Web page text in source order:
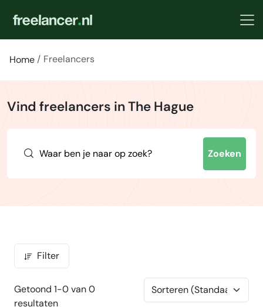
Home Freelancers
Vind freelancers in The Hague
Zoeken
Filter
Getoond 1-0 van 0
resultaten